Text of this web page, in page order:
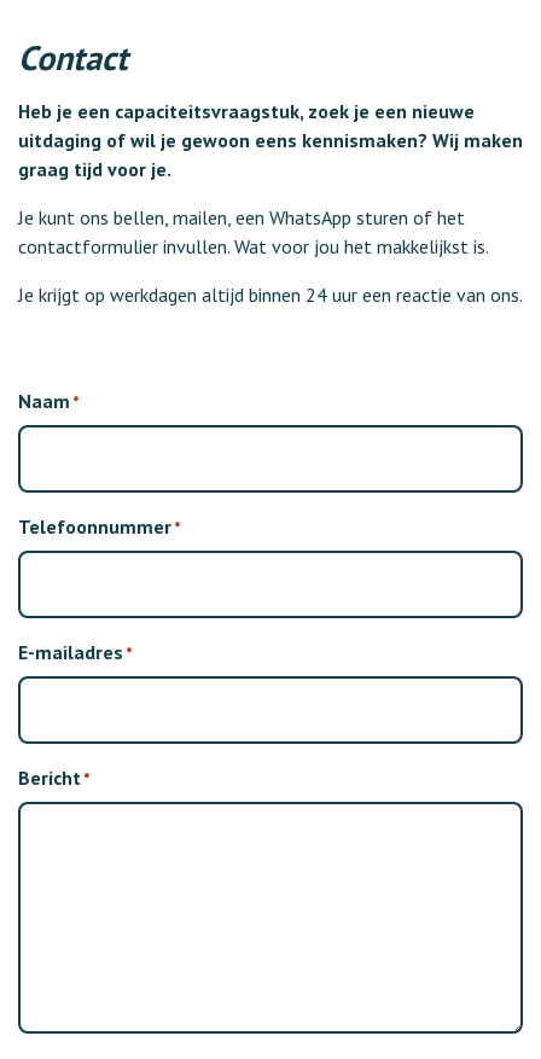
Contact
Heb je een capaciteitsvraagstuk, zoek je een nieuwe
uitdaging of wil je gewoon eens kennismaken? Wij maken
graag tijd voor je.
Je kunt ons bellen, mailen, een WhatsApp sturen of het
contactformulier invullen. Wat voor jou het makkelijkst is.
Je krijgt op werkdagen altijd binnen 24 uur een reactie van ons.
Naam *
Telefoonnummer*
E-mailadres *
Bericht *